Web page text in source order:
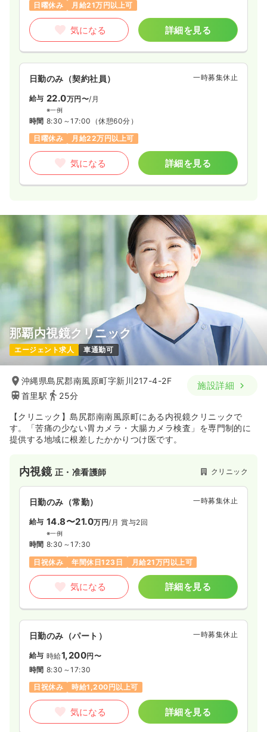
日曜休み 月給21万円以上可
気になる 詳細を見る
日勤のみ（契約社員） 一時募集休止
給与 22.0万円〜/月
※一例
時間 8:30～17:00 （休憩60分）
日曜休み
月給22万円以上可
気になる 詳細を見る
那覇内視鏡クリニック
エージェント求人 車通勤可
沖縄県島尻郡南風原町字新川217-4-2F
首里駅
25分
施設詳細
【クリニック】島尻郡南南風原町にある内視鏡クリニックで
す。「苦痛の少ない胃カメラ・大腸カメラ検査」を専門制的に
提供する地域に根差したかかりつけ医です。
内視鏡 正・准看護師 クリニック
日勤のみ（常勤） 一時募集休止
給与 14.8〜21.0万円/月 賞与2回
※一例
時間 8:30～17:30
日祝休み
年間休日123日 月給21万円以上可
気になる 詳細を見る
日勤のみ（パート） 一時募集休止
給与 時給1,200円〜
時間 8:30～17:30
日祝休み
時給1,200円以上可
気になる 詳細を見る